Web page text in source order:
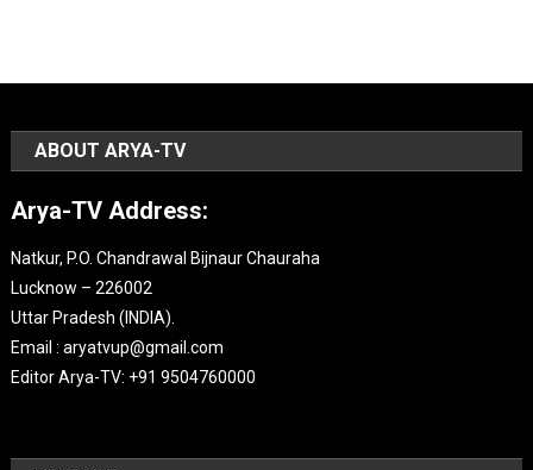
ABOUT ARYA-TV
Arya-TV Address:
Natkur, P.O. Chandrawal Bijnaur Chauraha
Lucknow – 226002
Uttar Pradesh (INDIA).
Email : aryatvup@gmail.com
Editor Arya-TV: +91 9504760000